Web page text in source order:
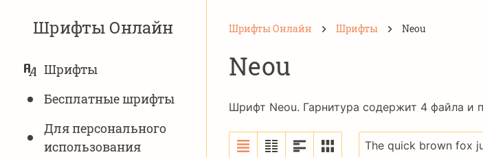
Шрифты Онлайн
НАВИГАЦИЯ
Шрифты
Бесплатные шрифты
Для персонального
использования
Шрифты Онлайн Шрифты Neou
Neou
Шрифт Neou. Гарнитура содержит 4 файла и